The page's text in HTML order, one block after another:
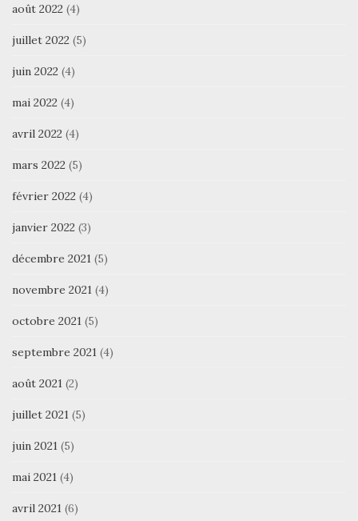
août 2022 (4)
juillet 2022 (5)
juin 2022 (4)
mai 2022 (4)
avril 2022 (4)
mars 2022 (5)
février 2022 (4)
janvier 2022 (3)
décembre 2021 (5)
novembre 2021 (4)
octobre 2021 (5)
septembre 2021 (4)
août 2021 (2)
juillet 2021 (5)
juin 2021 (5)
mai 2021 (4)
avril 2021 (6)